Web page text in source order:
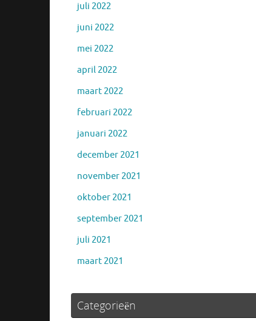
juli 2022
juni 2022
mei 2022
april 2022
maart 2022
februari 2022
januari 2022
december 2021
november 2021
oktober 2021
september 2021
juli 2021
maart 2021
Categorieën